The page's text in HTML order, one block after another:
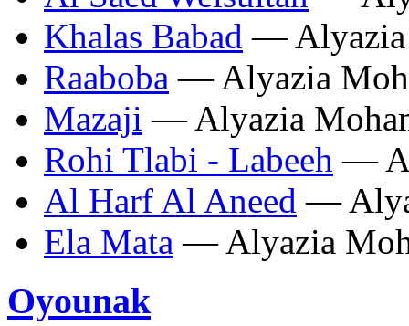
Khalas Babad — Alyazia
Raaboba — Alyazia
Mazaji — Alyazia
Rohi Tlabi - Labeeh —
Al Harf Al Aneed —
Ela Mata — Alyazia
Oyounak